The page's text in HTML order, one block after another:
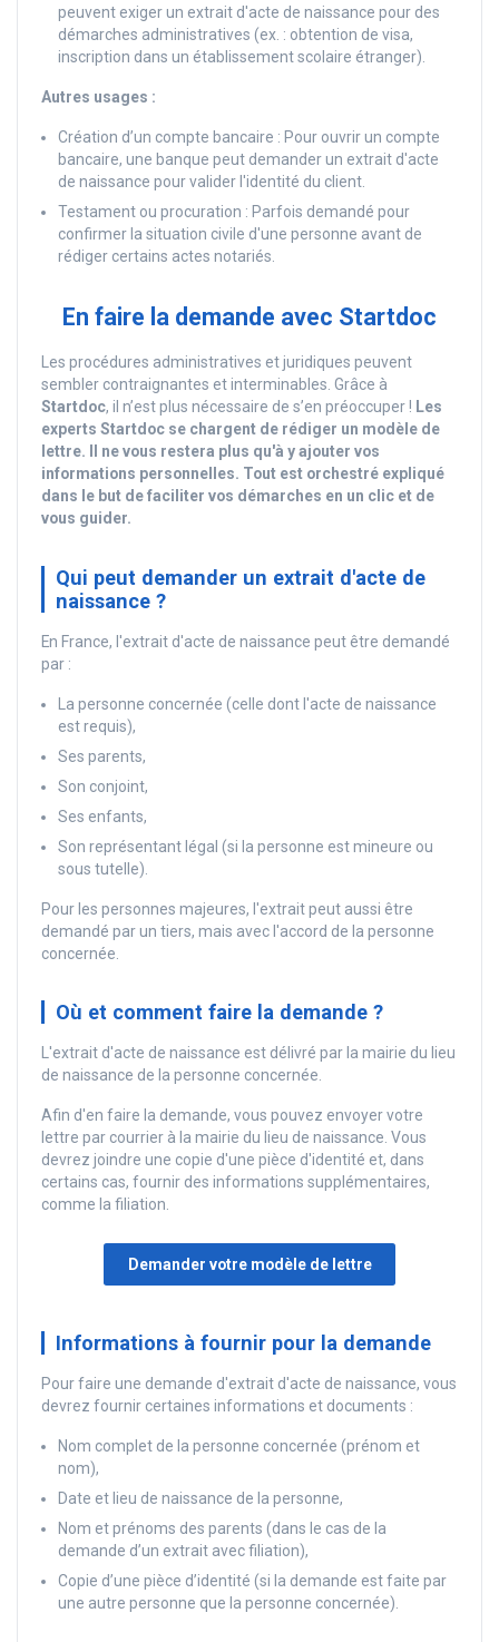
peuvent exiger un extrait d'acte de naissance pour des
démarches administratives (ex. : obtention de visa,
inscription dans un établissement scolaire étranger).
Autres usages :
Création d’un compte bancaire : Pour ouvrir un compte
bancaire, une banque peut demander un extrait d'acte
de naissance pour valider l'identité du client.
Testament ou procuration : Parfois demandé pour
confirmer la situation civile d'une personne avant de
rédiger certains actes notariés.
En faire la demande avec Startdoc
Les procédures administratives et juridiques peuvent
sembler contraignantes et interminables. Grâce à
Startdoc, il n’est plus nécessaire de s’en préoccuper ! Les
experts Startdoc se chargent de rédiger un modèle de
lettre. Il ne vous restera plus qu'à y ajouter vos
informations personnelles. Tout est orchestré expliqué
dans le but de faciliter vos démarches en un clic et de
vous guider.
Qui peut demander un extrait d'acte de
naissance ?
En France, l'extrait d'acte de naissance peut être demandé
par :
La personne concernée (celle dont l'acte de naissance
est requis),
Ses parents,
Son conjoint,
Ses enfants,
Son représentant légal (si la personne est mineure ou
sous tutelle).
Pour les personnes majeures, l'extrait peut aussi être
demandé par un tiers, mais avec l'accord de la personne
concernée.
Où et comment faire la demande ?
L'extrait d'acte de naissance est délivré par la mairie du lieu
de naissance de la personne concernée.
Afin d'en faire la demande, vous pouvez envoyer votre
lettre par courrier à la mairie du lieu de naissance. Vous
devrez joindre une copie d'une pièce d'identité et, dans
certains cas, fournir des informations supplémentaires,
comme la filiation.
Demander votre modèle de lettre
Informations à fournir pour la demande
Pour faire une demande d'extrait d'acte de naissance, vous
devrez fournir certaines informations et documents :
Nom complet de la personne concernée (prénom et
nom),
Date et lieu de naissance de la personne,
Nom et prénoms des parents (dans le cas de la
demande d’un extrait avec filiation),
Copie d’une pièce d’identité (si la demande est faite par
une autre personne que la personne concernée).